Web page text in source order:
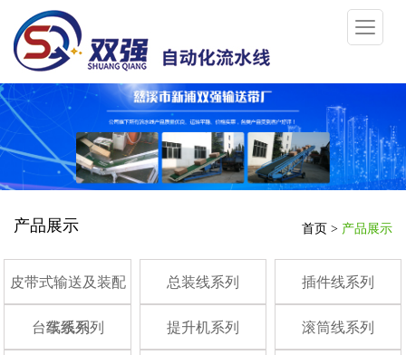
产品展示 首页 > 产品展示
皮带式输送及装配
线系列
总装线系列 插件线系列
台车线系列 提升机系列 滚筒线系列